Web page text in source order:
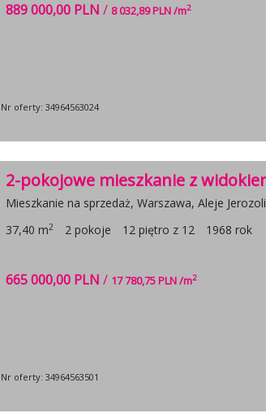
889 000,00 PLN / 8 032,89 PLN /m2
Nr oferty: 34964563024
2-pokojowe mieszkanie z
Mieszkanie na sprzedaż, Warszawa, Aleje
37,40 m2 2 pokoje 12 piętro z 12 1968 rok
665 000,00 PLN / 17 780,75 PLN /m2
Nr oferty: 34964563501